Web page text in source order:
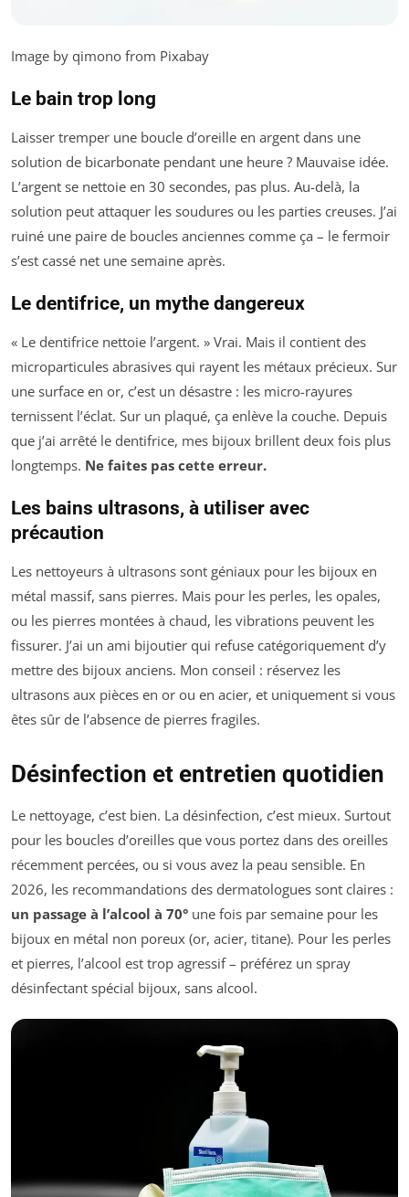
Image by qimono from Pixabay
Le bain trop long
Laisser tremper une boucle d’oreille en argent dans une
solution de bicarbonate pendant une heure ? Mauvaise idée.
L’argent se nettoie en 30 secondes, pas plus. Au-delà, la
solution peut attaquer les soudures ou les parties creuses. J’ai
ruiné une paire de boucles anciennes comme ça – le fermoir
s’est cassé net une semaine après.
Le dentifrice, un mythe dangereux
« Le dentifrice nettoie l’argent. » Vrai. Mais il contient des
microparticules abrasives qui rayent les métaux précieux. Sur
une surface en or, c’est un désastre : les micro-rayures
ternissent l’éclat. Sur un plaqué, ça enlève la couche. Depuis
que j’ai arrêté le dentifrice, mes bijoux brillent deux fois plus
longtemps. Ne faites pas cette erreur.
Les bains ultrasons, à utiliser avec
précaution
Les nettoyeurs à ultrasons sont géniaux pour les bijoux en
métal massif, sans pierres. Mais pour les perles, les opales,
ou les pierres montées à chaud, les vibrations peuvent les
fissurer. J’ai un ami bijoutier qui refuse catégoriquement d’y
mettre des bijoux anciens. Mon conseil : réservez les
ultrasons aux pièces en or ou en acier, et uniquement si vous
êtes sûr de l’absence de pierres fragiles.
Désinfection et entretien quotidien
Le nettoyage, c’est bien. La désinfection, c’est mieux. Surtout
pour les boucles d’oreilles que vous portez dans des oreilles
récemment percées, ou si vous avez la peau sensible. En
2026, les recommandations des dermatologues sont claires :
un passage à l’alcool à 70° une fois par semaine pour les
bijoux en métal non poreux (or, acier, titane). Pour les perles
et pierres, l’alcool est trop agressif – préférez un spray
désinfectant spécial bijoux, sans alcool.